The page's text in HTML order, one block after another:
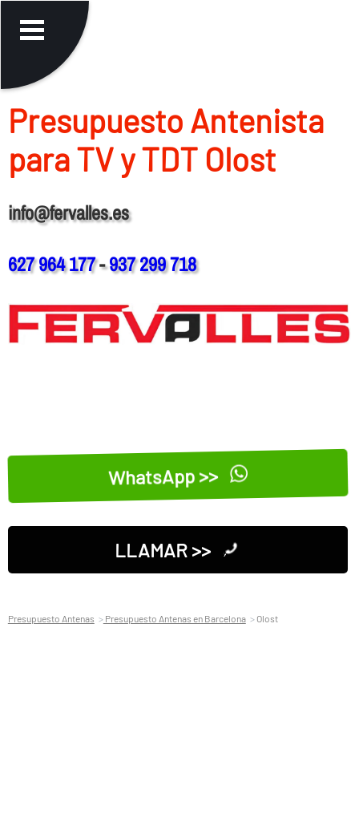
Presupuesto Antenista
para TV y TDT Olost
info@fervalles.es
627 964 177-937 299 718
WhatsApp >>
LLAMAR >>
Presupuesto Antenas Presupuesto Antenas en Barcelona Olost